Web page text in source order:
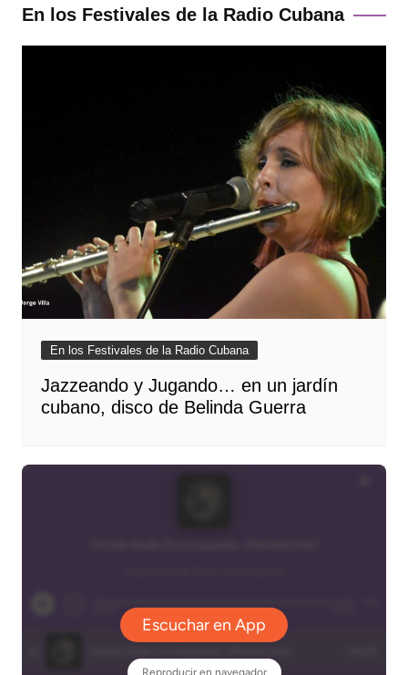
En los Festivales de la Radio Cubana
En los Festivales de la Radio Cubana
Jazzeando y Jugando… en un jardín
cubano, disco de Belinda Guerra